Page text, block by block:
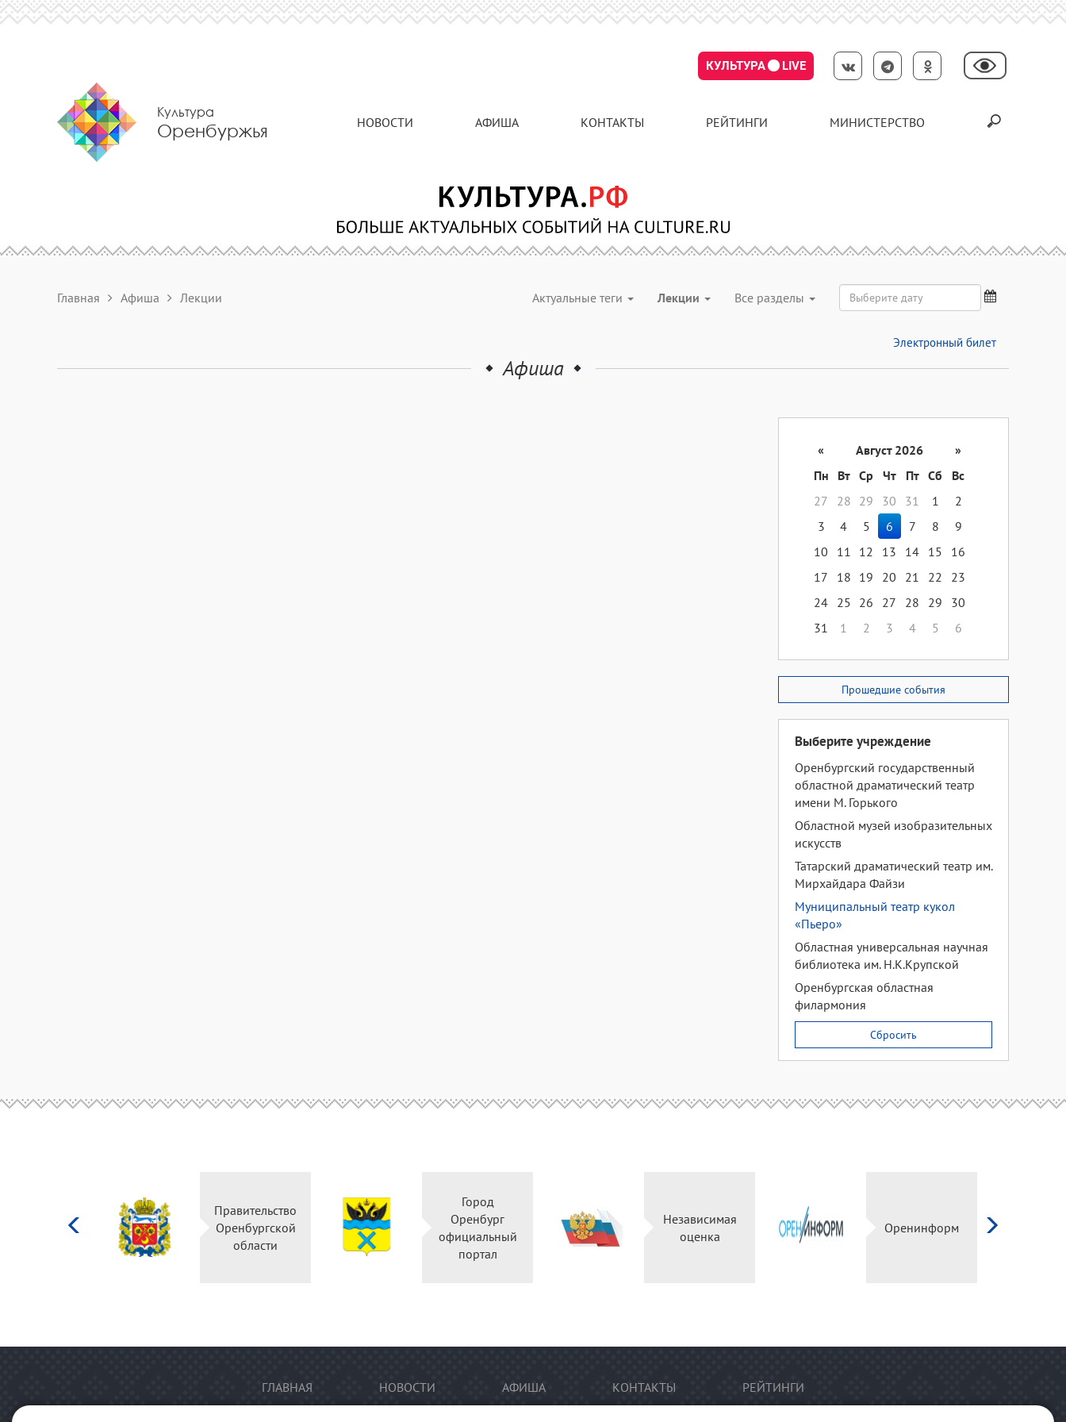
КУЛЬТУРА LIVE
Культура
Оренбуржья НОВОСТИ АФИША КОНТАКТЫ РЕЙТИНГИ МИНИСТЕРСТВО
Главная Афиша Лекции Актуальные теги Лекции Все разделы
Электронный билет
Афиша
« Август 2026
»
Пн
Вт Ср Чт Пт Сб
Вс
27
28 29 30 31 1
2
3
4 5 6 7 8
9
10
11 12 13 14 15
16
17
18 19 20 21 22
23
24 25 26 27 28 29
30
31
1 2 3 4 5 6
Прошедшие события
Выберите учреждение
Оренбургский государственный
областной драматический театр
имени М. Горького
Областной музей изобразительных
искусств
Татарский драматический театр им.
Мирхайдара Файзи
Муниципальный театр кукол
«Пьеро»
Областная универсальная научная
библиотека им. Н.К.Крупской
Оренбургская областная
филармония
Сбросить
Правительство
Оренбургской
области
Город
Оренбург
официальный
портал
Независимая
оценка
Оренинформ
ГЛАВНАЯ НОВОСТИ АФИША КОНТАКТЫ РЕЙТИНГИ